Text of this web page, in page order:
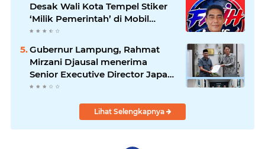
Desak Wali Kota Tempel Stiker
‘Milik Pemerintah’ di Mobil
Dinas, Cegah Penyalahgunaan
Aset!
Gubernur Lampung, Rahmat
Mirzani Djausal menerima
Senior Executive Director Japan
Association for Construction
pertemuan resmiLihat Selengkapnya